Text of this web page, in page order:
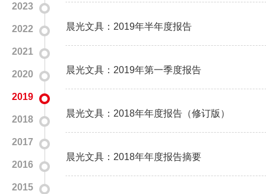
2023
2022
2021
2020
2019
2018
2017
2016
2015
晨光文具：2019年半年度报告
晨光文具：2019年第一季度报告
晨光文具：2018年年度报告（修订版）
晨光文具：2018年年度报告摘要